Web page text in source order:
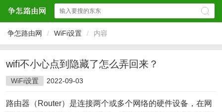
争怎路由网 / WiFi设置 / 内容
wifi不小心点到隐藏了怎么弄回来？
WiFi设置 2022-09-03
路由器（Router）是连接两个或多个网络的硬件设备，在网